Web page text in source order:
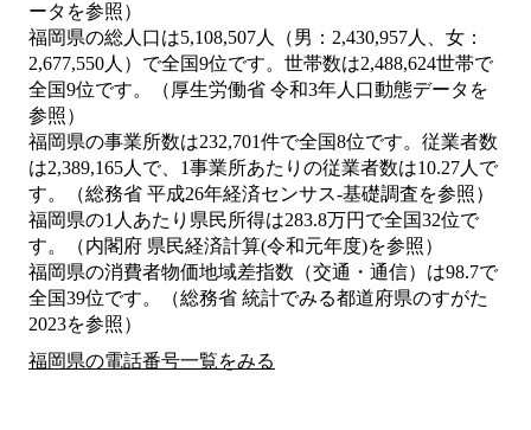
ータを参照）
福岡県の総人口は5,108,507人（男：2,430,957人、女：
2,677,550人）で全国9位です。世帯数は2,488,624世帯で
全国9位です。（厚生労働省 令和3年人口動態データを
参照）
福岡県の事業所数は232,701件で全国8位です。従業者数
は2,389,165人で、1事業所あたりの従業者数は10.27人で
す。（総務省 平成26年経済センサス‐基礎調査を参照）
福岡県の1人あたり県民所得は283.8万円で全国32位で
す。（内閣府 県民経済計算(令和元年度)を参照）
福岡県の消費者物価地域差指数（交通・通信）は98.7で
全国39位です。（総務省 統計でみる都道府県のすがた
2023を参照）
福岡県の電話番号一覧をみる